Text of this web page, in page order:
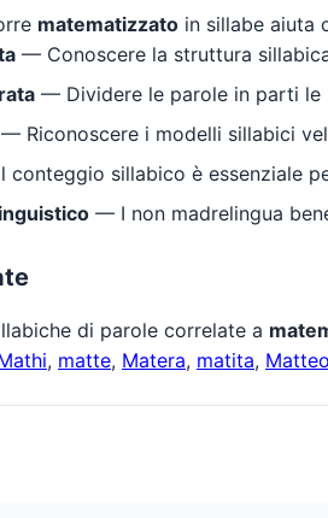
matematizzato in sillabe aiuta
— Conoscere la struttura
— Dividere le parole in parti le
— Riconoscere i modelli sillabici
conteggio sillabico è essenziale
— I non madrelingua
di parole correlate a
, matte, Matera, matita, Matteo